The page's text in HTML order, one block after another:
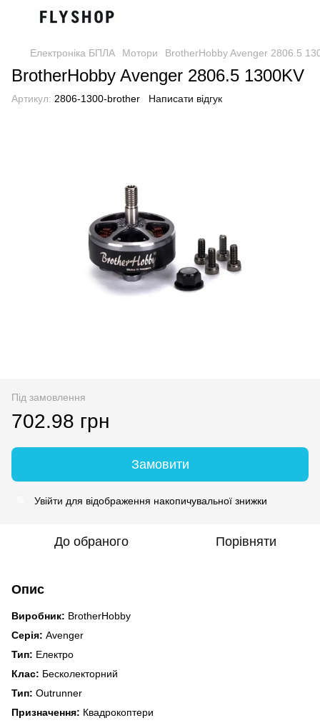
Електроніка БПЛА Мотори BrotherHobby Avenger 2806.5
BrotherHobby Avenger 2806.5 1300KV
Артикул: 2806-1300-brother Написати відгук
Під замовлення
702.98 грн
Замовити
Увійти для відображення накопичувальної знижки
До обраного Порівняти
Опис
Виробник: BrotherHobby
Серія: Avenger
Тип: Електро
Клас: Бесколекторний
Тип: Outrunner
Призначення: Квадрокоптери